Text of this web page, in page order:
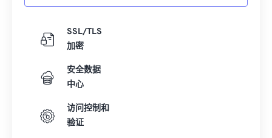
SSL/TLS
加密
安全数据
中心
访问控制和
验证